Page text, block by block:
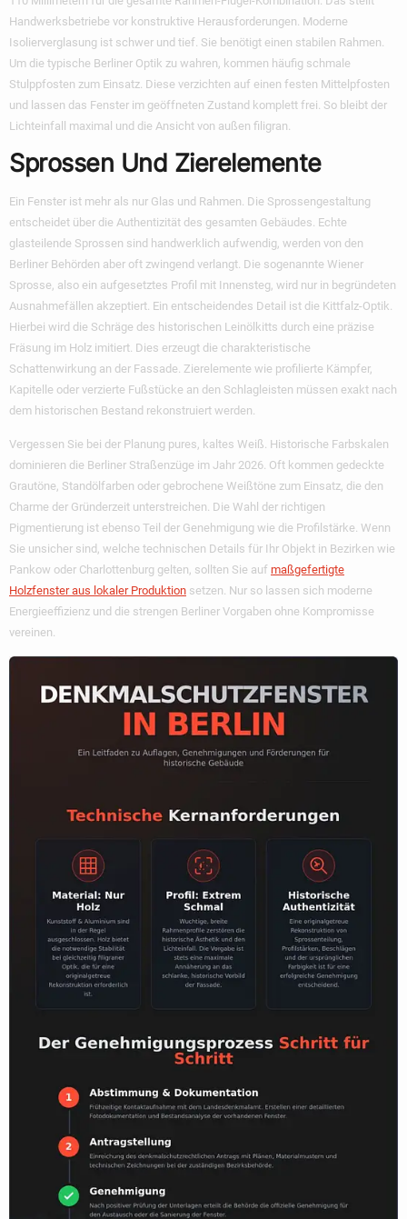
Handwerksbetriebe vor konstruktive Herausforderungen. Moderne
Isolierverglasung ist schwer und tief. Sie benötigt einen stabilen Rahmen.
Um die typische Berliner Optik zu wahren, kommen häufig schmale
Stulppfosten zum Einsatz. Diese verzichten auf einen festen Mittelpfosten
und lassen das Fenster im geöffneten Zustand komplett frei. So bleibt der
Lichteinfall maximal und die Ansicht von außen filigran.
Sprossen Und Zierelemente
Ein Fenster ist mehr als nur Glas und Rahmen. Die Sprossengestaltung
entscheidet über die Authentizität des gesamten Gebäudes. Echte
glasteilende Sprossen sind handwerklich aufwendig, werden von den
Berliner Behörden aber oft zwingend verlangt. Die sogenannte Wiener
Sprosse, also ein aufgesetztes Profil mit Innensteg, wird nur in begründeten
Ausnahmefällen akzeptiert. Ein entscheidendes Detail ist die Kittfalz-Optik.
Hierbei wird die Schräge des historischen Leinölkitts durch eine präzise
Fräsung im Holz imitiert. Dies erzeugt die charakteristische
Schattenwirkung an der Fassade. Zierelemente wie profilierte Kämpfer,
Kapitelle oder verzierte Fußstücke an den Schlagleisten müssen exakt nach
dem historischen Bestand rekonstruiert werden.
Vergessen Sie bei der Planung pures, kaltes Weiß. Historische Farbskalen
dominieren die Berliner Straßenzüge im Jahr 2026. Oft kommen gedeckte
Grautöne, Standölfarben oder gebrochene Weißtöne zum Einsatz, die den
Charme der Gründerzeit unterstreichen. Die Wahl der richtigen
Pigmentierung ist ebenso Teil der Genehmigung wie die Profilstärke. Wenn
Sie unsicher sind, welche technischen Details für Ihr Objekt in Bezirken wie
Pankow oder Charlottenburg gelten, sollten Sie auf maßgefertigte
Holzfenster aus lokaler Produktion setzen. Nur so lassen sich moderne
Energieeffizienz und die strengen Berliner Vorgaben ohne Kompromisse
vereinen.